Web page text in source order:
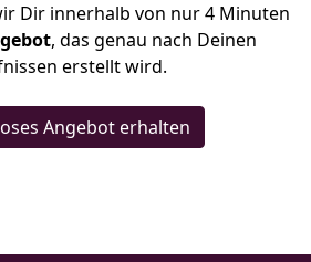
Dir innerhalb von nur4 Minuten
, das genau nach Deinen
erstellt wird.
Angebot erhalten